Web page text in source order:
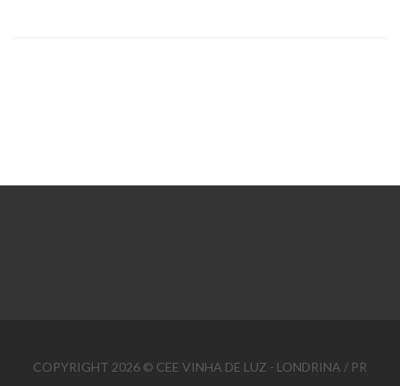
COPYRIGHT 2026 © CEE VINHA DE LUZ - LONDRINA / PR